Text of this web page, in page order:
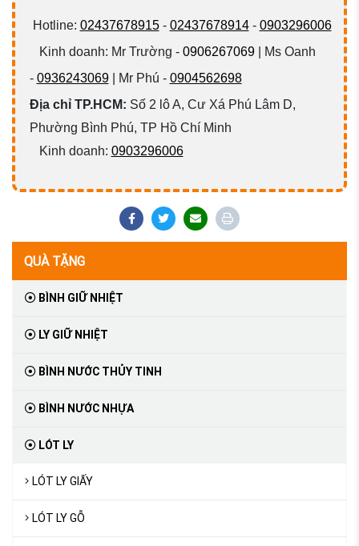
Hotline: 02437678915- 02437678914- 0903296006
Kinh doanh: Mr Trường - 0906267069| Ms Oanh
- 0936243069| Mr Phú - 0904562698
Địa chỉ TP.HCM: Số 2 lô A, Cư Xá Phú Lâm D,
Phường Bình Phú, TP Hồ Chí Minh
Kinh doanh: 0903296006
QUÀ TẶNG
BÌNH GIỮ NHIỆT
LY GIỮ NHIỆT
BÌNH NƯỚC THỦY TINH
BÌNH NƯỚC NHỰA
LÓT LY
LÓT LY GIẤY
LÓT LY GỖ